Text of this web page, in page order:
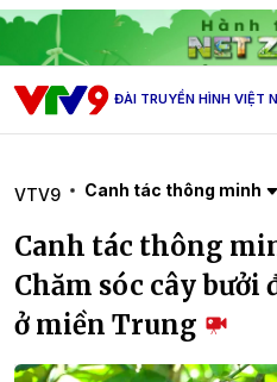
ĐÀI TRUYỀN HÌNH VIỆT
VTV9 Canh tác thông minh
Canh tác thông
Chăm sóc cây bưởi
ở miền Trung